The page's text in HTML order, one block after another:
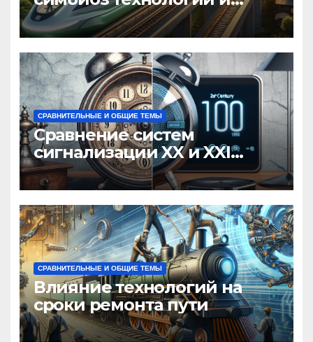
экологии
СРАВНИТЕЛЬНЫЕ И ОБЩИЕ ТЕМЫ
Сравнение систем
сигнализации XX и XXI
веков
СРАВНИТЕЛЬНЫЕ И ОБЩИЕ ТЕМЫ
Влияние технологий на
сроки ремонта пути